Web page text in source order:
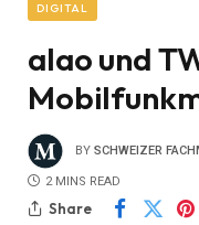
DIGITAL
alao und
BY SCHWEIZER
2 MINS READ
Share